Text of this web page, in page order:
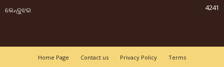
କେନ୍ଦୁଝର
4241
Home Page Contact us Privacy Policy Terms